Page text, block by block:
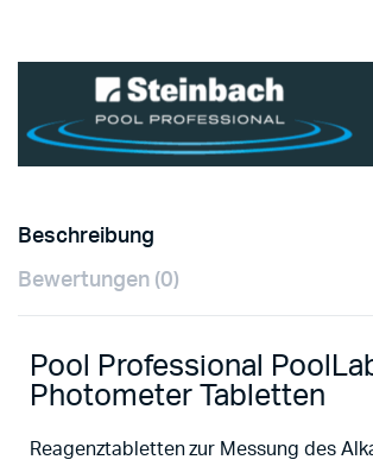
Beschreibung
Bewertungen (0)
Pool Professional
Photometer Tabletten
Reagenztabletten zur Messung des